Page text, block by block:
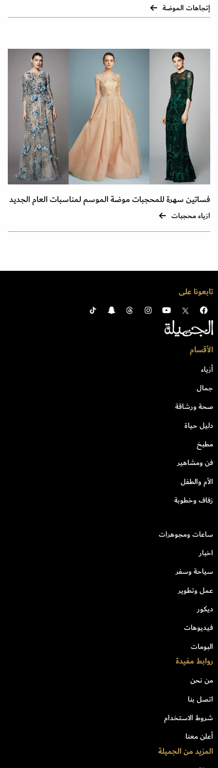
إتجاهات الموضة
فساتين سهرة للمحجبات موضة الموسم لمناسبات العام الجديد
ازياء محجبات
تابعونا على
الأقسام
أزياء
جمال
صحة ورشاقة
دليل حياة
مطبخ
فن ومشاهير
الأم والطفل
زفاف وخطوبة
ساعات ومجوهرات
اخبار
سياحة وسفر
عمل وتطوير
ديكور
فيديوهات
البومات
روابط مفيدة
من نحن
اتصل بنا
شروط الاستخدام
أعلن معنا
المزيد من الجميلة